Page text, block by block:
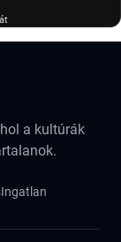
a kultúrák
Ingatlan